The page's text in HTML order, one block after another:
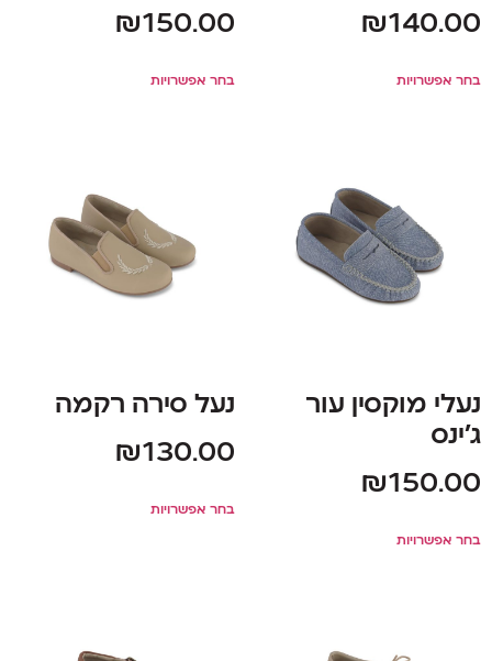
₪140.00
בחר אפשרויות
₪150.00
בחר אפשרויות
נעלי מוקסין עור
ג'ינס
₪150.00
בחר אפשרויות
נעל סירה רקמה
₪130.00
בחר אפשרויות